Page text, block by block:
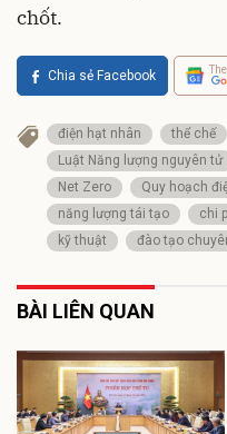
chốt.
Chia sẻ Facebook
điện hạt nhân thể chế
Luật Năng lượng nguyên tử
Net Zero
Quy hoạch
năng lượng tái tạo
chi
kỹ thuật
đào tạo
BÀI LIÊN QUAN